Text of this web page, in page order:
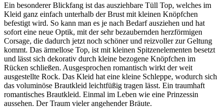
Ein besonderer Blickfang ist das ausziehbare Tüll Top, welches im
Kleid ganz einfach unterhalb der Brust mit kleinen Knöpfchen
befestigt wird. So kann man es je nach Bedarf ausziehen und hat
sofort eine neue Optik, mit der sehr bezaubernden herzförmigen
Corsage, die dadurch jetzt noch schöner und reizvoller zur Geltung
kommt. Das ärmellose Top, ist mit kleinen Spitzenelementen besetzt
und lässt sich dekorativ durch kleine bezogene Knöpfchen im
Rücken schließen. Ausgesprochen romantisch wirkt der weit
ausgestellte Rock. Das Kleid hat eine kleine Schleppe, wodurch sich
das voluminöse Brautkleid leichtfüßig tragen lässt. Ein traumhaft
romantisches Brautkleid. Einmal im Leben wie eine Prinzessin
aussehen. Der Traum vieler angehender Bräute.